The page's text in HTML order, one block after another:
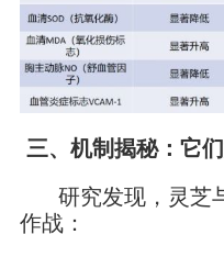
三、机制揭秘：它
研究发现，灵芝
作战：